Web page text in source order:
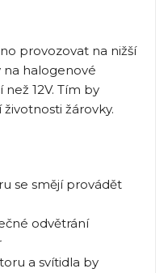
provozovat na nižší
na halogenové
12V. Tím by
žárovky.
se smějí provádět
odvětrání
a svítidla by